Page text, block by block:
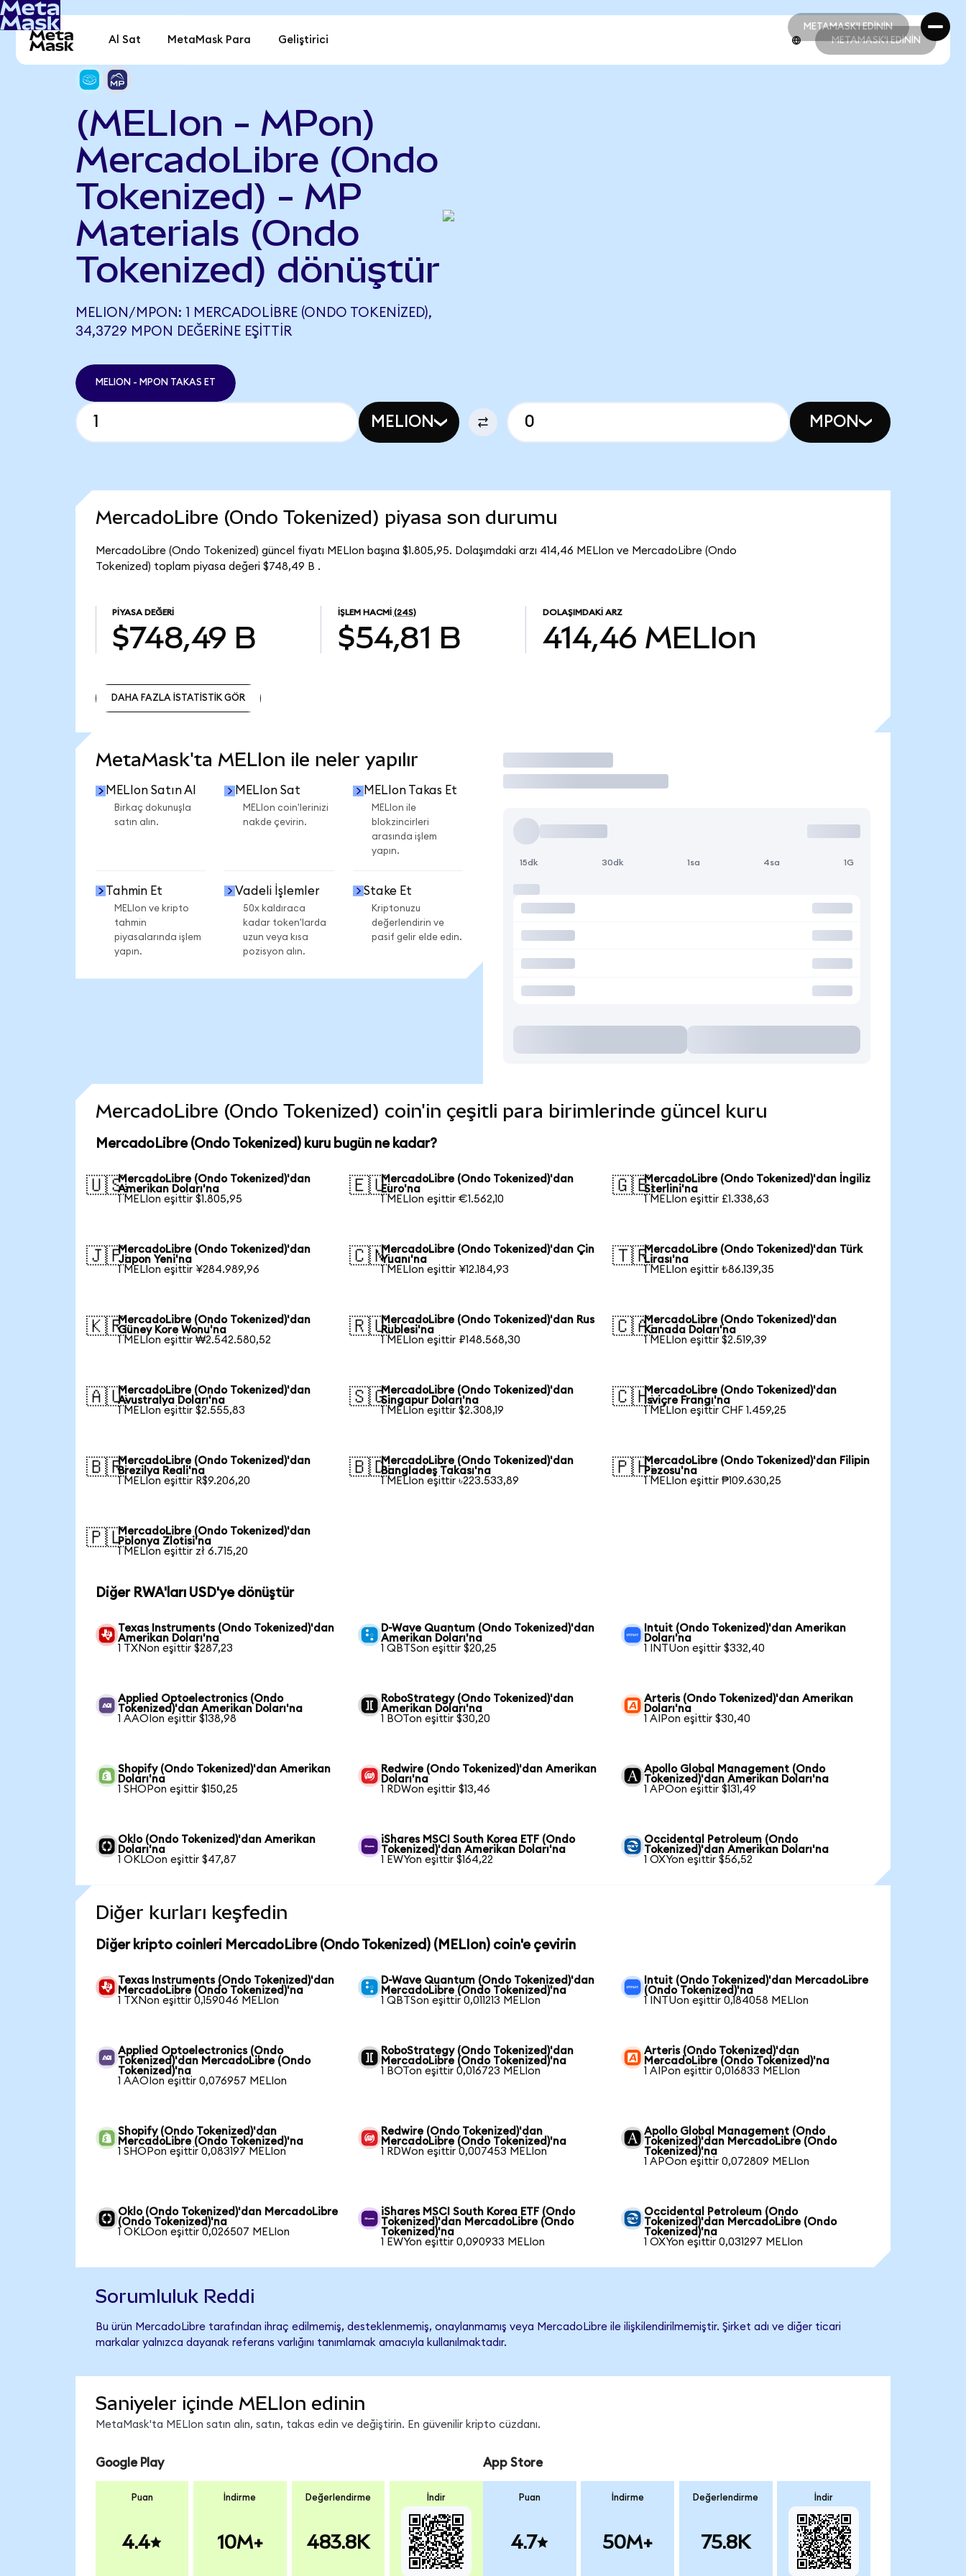
METAMASK'I EDİNİN
METAMASK'I EDİNİN
Al Sat MetaMask Para Geliştirici METAMASK'I EDİNİN
(MELIon - MPon)
MercadoLibre (Ondo
Tokenized) - MP
Materials (Ondo
Tokenized) dönüştür
MELION/MPON: 1 MERCADOLIBRE (ONDO TOKENIZED),
34,3729 MPON DEĞERINE EŞITTIR
MELION - MPON TAKAS ET
MELION MPON
MercadoLibre (Ondo Tokenized) piyasa son durumu
MercadoLibre (Ondo Tokenized) güncel fiyatı MELIon başına $1.805,95. Dolaşımdaki arzı 414,46 MELIon ve MercadoLibre (Ondo
Tokenized) toplam piyasa değeri $748,49 B .
PIYASA DEĞERI
$748,49 B
İŞLEM HACMI (24S)
$54,81 B
DOLAŞIMDAKI ARZ
414,46 MELIon
DAHA FAZLA İSTATİSTİK GÖR
MetaMask'ta MELIon ile neler yapılır
MELIon Satın Al
Birkaç dokunuşla
satın alın.
MELIon Sat
MELIon coin'lerinizi
nakde çevirin.
MELIon Takas Et
MELIon ile
blokzincirleri
arasında işlem
yapın.
Tahmin Et
MELIon ve kripto
tahmin
piyasalarında işlem
yapın.
Vadeli İşlemler
50x kaldıraca
kadar token'larda
uzun veya kısa
pozisyon alın.
Stake Et
Kriptonuzu
değerlendirin ve
pasif gelir elde edin.
İşlem Yap
15dk 30dk 1sa 4sa 1G
MercadoLibre (Ondo Tokenized) coin'in çeşitli para birimlerinde güncel kuru
MercadoLibre (Ondo Tokenized) kuru bugün ne kadar?
🇺🇸MercadoLibre (Ondo Tokenized)'dan
Amerikan Doları'na
1 MELIon eşittir $1.805,95
🇪🇺MercadoLibre (Ondo Tokenized)'dan
Euro'na
1 MELIon eşittir €1.562,10
🇬🇧MercadoLibre (Ondo Tokenized)'dan İngiliz
Sterlini'na
1 MELIon eşittir £1.338,63
🇯🇵MercadoLibre (Ondo Tokenized)'dan
Japon Yeni'na
1 MELIon eşittir ¥284.989,96
🇨🇳MercadoLibre (Ondo Tokenized)'dan Çin
Yuanı'na
1 MELIon eşittir ¥12.184,93
🇹🇷MercadoLibre (Ondo Tokenized)'dan Türk
Lirası'na
1 MELIon eşittir ₺86.139,35
🇰🇷MercadoLibre (Ondo Tokenized)'dan
Güney Kore Wonu'na
1 MELIon eşittir ₩2.542.580,52
🇷🇺MercadoLibre (Ondo Tokenized)'dan Rus
Rublesi'na
1 MELIon eşittir ₽148.568,30
🇨🇦MercadoLibre (Ondo Tokenized)'dan
Kanada Doları'na
1 MELIon eşittir $2.519,39
🇦🇺MercadoLibre (Ondo Tokenized)'dan
Avustralya Doları'na
1 MELIon eşittir $2.555,83
🇸🇬MercadoLibre (Ondo Tokenized)'dan
Singapur Doları'na
1 MELIon eşittir $2.308,19
🇨🇭MercadoLibre (Ondo Tokenized)'dan
İsviçre Frangı'na
1 MELIon eşittir CHF 1.459,25
🇧🇷MercadoLibre (Ondo Tokenized)'dan
Brezilya Reali'na
1 MELIon eşittir R$9.206,20
🇧🇩MercadoLibre (Ondo Tokenized)'dan
Bangladeş Takası'na
1 MELIon eşittir ৳223.533,89
🇵🇭MercadoLibre (Ondo Tokenized)'dan Filipin
Pezosu'na
1 MELIon eşittir ₱109.630,25
🇵🇱MercadoLibre (Ondo Tokenized)'dan
Polonya Zlotisi'na
1 MELIon eşittir zł 6.715,20
Diğer RWA'ları USD'ye dönüştür
Texas Instruments (Ondo Tokenized)'dan
Amerikan Doları'na
1 TXNon eşittir $287,23
D-Wave Quantum (Ondo Tokenized)'dan
Amerikan Doları'na
1 QBTSon eşittir $20,25
Intuit (Ondo Tokenized)'dan Amerikan
Doları'na
1 INTUon eşittir $332,40
Applied Optoelectronics (Ondo
Tokenized)'dan Amerikan Doları'na
1 AAOIon eşittir $138,98
RoboStrategy (Ondo Tokenized)'dan
Amerikan Doları'na
1 BOTon eşittir $30,20
Arteris (Ondo Tokenized)'dan Amerikan
Doları'na
1 AIPon eşittir $30,40
Shopify (Ondo Tokenized)'dan Amerikan
Doları'na
1 SHOPon eşittir $150,25
Redwire (Ondo Tokenized)'dan Amerikan
Doları'na
1 RDWon eşittir $13,46
Apollo Global Management (Ondo
Tokenized)'dan Amerikan Doları'na
1 APOon eşittir $131,49
Oklo (Ondo Tokenized)'dan Amerikan
Doları'na
1 OKLOon eşittir $47,87
iShares MSCI South Korea ETF (Ondo
Tokenized)'dan Amerikan Doları'na
1 EWYon eşittir $164,22
Occidental Petroleum (Ondo
Tokenized)'dan Amerikan Doları'na
1 OXYon eşittir $56,52
Diğer kurları keşfedin
Diğer kripto coinleri MercadoLibre (Ondo Tokenized) (MELIon) coin'e çevirin
Texas Instruments (Ondo Tokenized)'dan
MercadoLibre (Ondo Tokenized)'na
1 TXNon eşittir 0,159046 MELIon
D-Wave Quantum (Ondo Tokenized)'dan
MercadoLibre (Ondo Tokenized)'na
1 QBTSon eşittir 0,011213 MELIon
Intuit (Ondo Tokenized)'dan MercadoLibre
(Ondo Tokenized)'na
1 INTUon eşittir 0,184058 MELIon
Applied Optoelectronics (Ondo
Tokenized)'dan MercadoLibre (Ondo
Tokenized)'na
1 AAOIon eşittir 0,076957 MELIon
RoboStrategy (Ondo Tokenized)'dan
MercadoLibre (Ondo Tokenized)'na
1 BOTon eşittir 0,016723 MELIon
Arteris (Ondo Tokenized)'dan
MercadoLibre (Ondo Tokenized)'na
1 AIPon eşittir 0,016833 MELIon
Shopify (Ondo Tokenized)'dan
MercadoLibre (Ondo Tokenized)'na
1 SHOPon eşittir 0,083197 MELIon
Redwire (Ondo Tokenized)'dan
MercadoLibre (Ondo Tokenized)'na
1 RDWon eşittir 0,007453 MELIon
Apollo Global Management (Ondo
Tokenized)'dan MercadoLibre (Ondo
Tokenized)'na
1 APOon eşittir 0,072809 MELIon
Oklo (Ondo Tokenized)'dan MercadoLibre
(Ondo Tokenized)'na
1 OKLOon eşittir 0,026507 MELIon
iShares MSCI South Korea ETF (Ondo
Tokenized)'dan MercadoLibre (Ondo
Tokenized)'na
1 EWYon eşittir 0,090933 MELIon
Occidental Petroleum (Ondo
Tokenized)'dan MercadoLibre (Ondo
Tokenized)'na
1 OXYon eşittir 0,031297 MELIon
Sorumluluk Reddi
Bu ürün MercadoLibre tarafından ihraç edilmemiş, desteklenmemiş, onaylanmamış veya MercadoLibre ile ilişkilendirilmemiştir. Şirket adı ve diğer ticari
markalar yalnızca dayanak referans varlığını tanımlamak amacıyla kullanılmaktadır.
Saniyeler içinde MELIon edinin
MetaMask'ta MELIon satın alın, satın, takas edin ve değiştirin. En güvenilir kripto cüzdanı.
Google Play
Puan
4.4
İndirme
10M+
Değerlendirme
483.8K
İndir
App Store
Puan
4.7
İndirme
50M+
Değerlendirme
75.8K
İndir